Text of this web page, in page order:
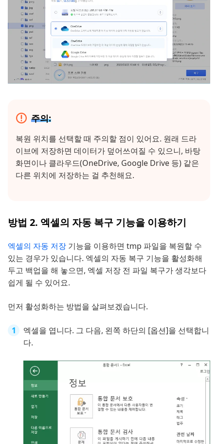
주의:
복원 위치를 선택할 때 주의할 점이 있어요. 원래 드라
이브에 저장하면 데이터가 덮어쓰여질 수 있으니, 바탕
화면이나 클라우드(OneDrive, Google Drive 등) 같은
다른 위치에 저장하는 걸 추천해요.
방법 2. 엑셀의 자동 복구 기능을 이용하기
엑셀의 자동 저장 기능을 이용하면 tmp 파일을 복원할 수
있는 경우가 있습니다. 엑셀의 자동 복구 기능을 활성화해
두고 백업을 해 놓으면, 엑셀 저장 전 파일 복구가 생각보다
쉽게 될 수 있어요.
먼저 활성화하는 방법을 살펴보겠습니다.
엑셀을 엽니다. 그 다음, 왼쪽 하단의 [옵션]을 선택합니
다.